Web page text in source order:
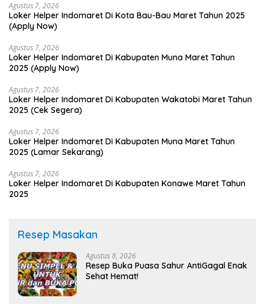
Agustus 7, 2026
Loker Helper Indomaret Di Kota Bau-Bau Maret Tahun 2025
(Apply Now)
Agustus 7, 2026
Loker Helper Indomaret Di Kabupaten Muna Maret Tahun
2025 (Apply Now)
Agustus 7, 2026
Loker Helper Indomaret Di Kabupaten Wakatobi Maret Tahun
2025 (Cek Segera)
Agustus 7, 2026
Loker Helper Indomaret Di Kabupaten Muna Maret Tahun
2025 (Lamar Sekarang)
Agustus 7, 2026
Loker Helper Indomaret Di Kabupaten Konawe Maret Tahun
2025
Resep Masakan
Agustus 8, 2026
Resep Buka Puasa Sahur AntiGagal Enak
Sehat Hemat!